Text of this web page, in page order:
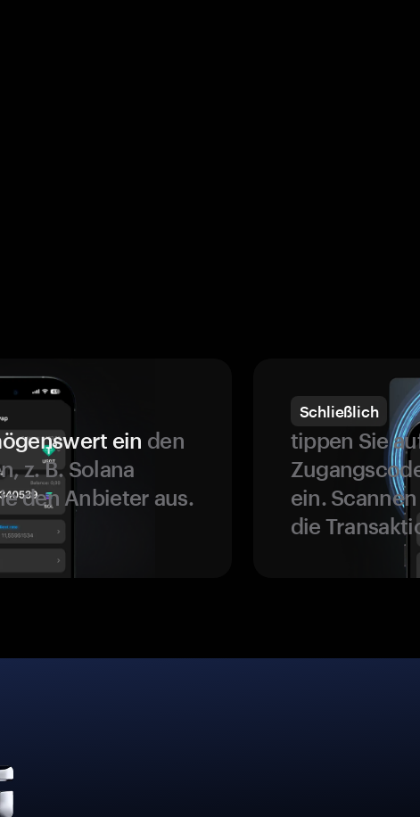
ein den
z. B. Solana
den Anbieter aus.
Schließlich
tippen Sie
ein.
die